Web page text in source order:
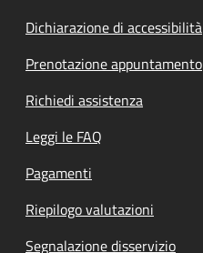
Dichiarazione di accessibilità
Prenotazione appuntamento
Richiedi assistenza
Leggi le FAQ
Pagamenti
Riepilogo valutazioni
Segnalazione disservizio